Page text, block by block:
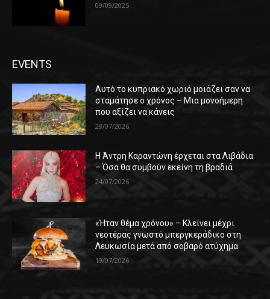
09/09/2025
EVENTS
Αυτό το κυπριακό χωριό μοιάζει σαν να
σταμάτησε ο χρόνος – Μια μονοήμερη
που αξίζει να κάνεις
28/07/2026
Η Άντρη Καραντώνη έρχεται στα Λιβάδια
– Όσα θα συμβούν εκείνη τη βραδιά
24/07/2026
«Ήταν θέμα χρόνου» – Κλείνει μέχρι
νεοτέρας γνωστό μπεργκεράδικο στη
Λευκωσία μετά από σοβαρό ατύχημα
19/07/2026